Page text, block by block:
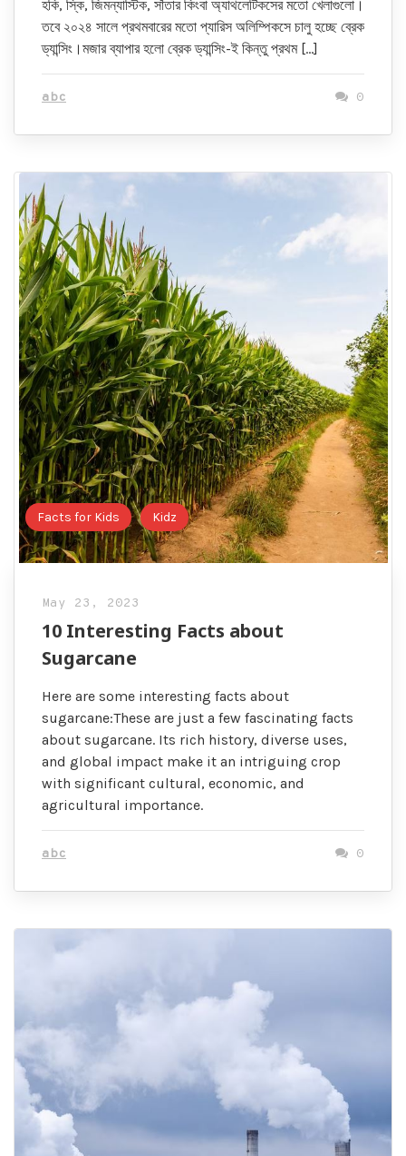
হকি, স্কি, জিমন্যাস্টিক, সাঁতার কিংবা অ্যাথলেটিকসের মতো খেলাগুলো।
তবে ২০২৪ সালে প্রথমবারের মতো প্যারিস অলিম্পিকসে চালু হচ্ছে ব্রেক
ড্যান্সিং।মজার ব্যাপার হলো ব্রেক ড্যান্সিং-ই কিন্তু প্রথম […]
abc 0
Facts for Kids Kidz
May 23, 2023
10 Interesting Facts about
Sugarcane
Here are some interesting facts about
sugarcane:These are just a few fascinating facts
about sugarcane. Its rich history, diverse uses,
and global impact make it an intriguing crop
with significant cultural, economic, and
agricultural importance.
abc 0